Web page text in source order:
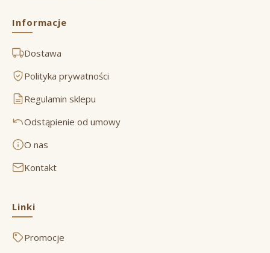
Informacje
Dostawa
Polityka prywatności
Regulamin sklepu
Odstąpienie od umowy
O nas
Kontakt
Linki
Promocje